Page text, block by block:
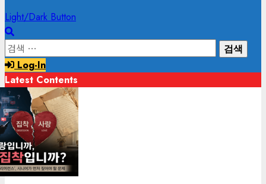
Light/Dark Button
검
색:Log-In
Latest Contents